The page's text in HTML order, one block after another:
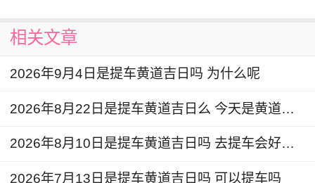
色也需要注意，钛盘的颜色要与车色相克，风水学
中有“克者为财”这一说法，利用相克关系，可以使
时钛盘的颜色要根据车的颜色进行相克搭配，也可
以理解为与五行相克，黄色的钛盘适宜用在黑色或
相关文章
2026年9月4日是提车黄道吉日吗 为什么呢
2026年8月22日是提车黄道吉日么 今天是黄道吉日吗
2026年8月10日是提车黄道吉日吗 去提车会好运吗
2026年7月13日是提车黄道吉日吗 可以提车吗